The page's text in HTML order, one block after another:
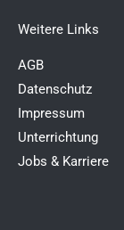
Weitere Links​
AGB
Datenschutz
Impressum
Unterrichtung
Jobs & Karriere